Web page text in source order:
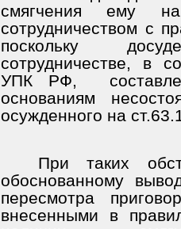
смягчения ему
сотрудничеством с
поскольку
сотрудничестве, в
УПК РФ,
основаниям
осужденного на
При таких
обоснованному
пересмотра
внесенными в